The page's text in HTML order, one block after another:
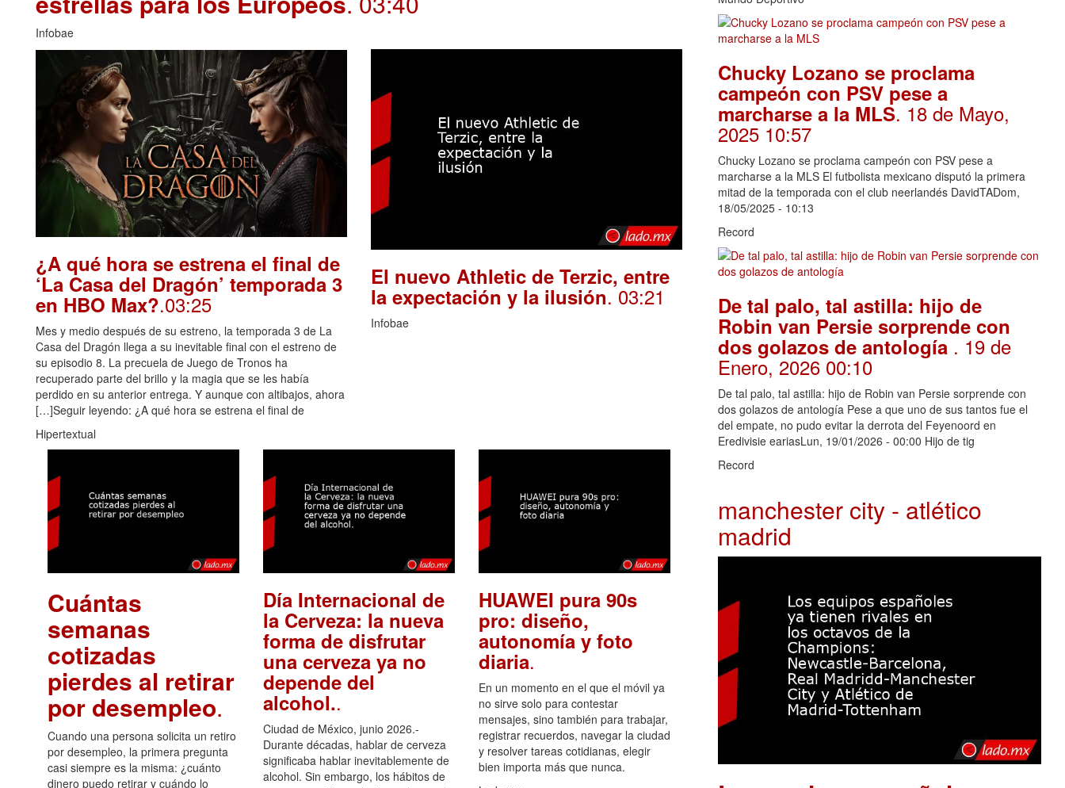
Infobae
¿A qué hora se estrena el final de
‘La Casa del Dragón’ temporada 3
en HBO Max?.03:25
Mes y medio después de su estreno, la temporada 3 de La
Casa del Dragón llega a su inevitable final con el estreno de
su episodio 8. La precuela de Juego de Tronos ha
recuperado parte del brillo y la magia que se les había
perdido en su anterior entrega. Y aunque con altibajos, ahora
[…]Seguir leyendo: ¿A qué hora se estrena el final de
Hipertextual
El nuevo Athletic de Terzic, entre
la expectación y la ilusión. 03:21
Infobae
Cuántas
semanas
cotizadas
pierdes al retirar
por desempleo.
Cuando una persona solicita un retiro
por desempleo, la primera pregunta
casi siempre es la misma: ¿cuánto
dinero puedo retirar y cuándo lo
Día Internacional de
la Cerveza: la nueva
forma de disfrutar
una cerveza ya no
depende del
alcohol..
Ciudad de México, junio 2026.-
Durante décadas, hablar de cerveza
significaba hablar inevitablemente de
alcohol. Sin embargo, los hábitos de
HUAWEI pura 90s
pro: diseño,
autonomía y foto
diaria.
En un momento en el que el móvil ya
no sirve solo para contestar
mensajes, sino también para trabajar,
registrar recuerdos, navegar la ciudad
y resolver tareas cotidianas, elegir
bien importa más que nunca.
Chucky Lozano se proclama
campeón con PSV pese a
marcharse a la MLS. 18 de Mayo,
2025 10:57
Chucky Lozano se proclama campeón con PSV pese a
marcharse a la MLS El futbolista mexicano disputó la primera
mitad de la temporada con el club neerlandés DavidTADom,
18/05/2025 - 10:13
Record
De tal palo, tal astilla: hijo de
Robin van Persie sorprende con
dos golazos de antología . 19 de
Enero, 2026 00:10
De tal palo, tal astilla: hijo de Robin van Persie sorprende con
dos golazos de antología Pese a que uno de sus tantos fue el
del empate, no pudo evitar la derrota del Feyenoord en
Eredivisie eariasLun, 19/01/2026 - 00:00 Hijo de tig
Record
manchester city - atlético
madrid